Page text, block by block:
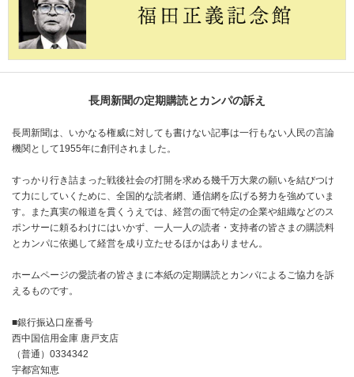
長周新聞の定期購読とカンパの訴え
長周新聞は、いかなる権威に対しても書けない記事は一行もない人民の言論
機関として1955年に創刊されました。
すっかり行き詰まった戦後社会の打開を求める幾千万大衆の願いを結びつけ
て力にしていくために、全国的な読者網、通信網を広げる努力を強めていま
す。また真実の報道を貫くうえでは、経営の面で特定の企業や組織などのス
ポンサーに頼るわけにはいかず、一人一人の読者・支持者の皆さまの購読料
とカンパに依拠して経営を成り立たせるほかはありません。
ホームページの愛読者の皆さまに本紙の定期購読とカンパによるご協力を訴
えるものです。
■銀行振込口座番号
西中国信用金庫 唐戸支店
（普通）0334342
宇都宮知恵